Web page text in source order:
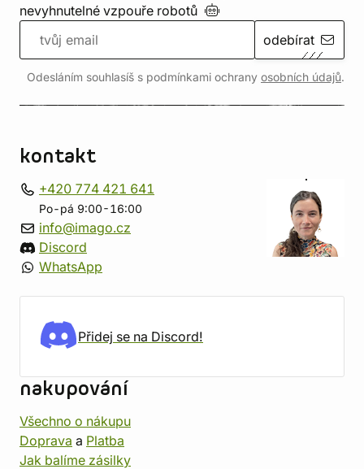
nevyhnutelné vzpouře robotů
odebírat
Odesláním souhlasíš s podmínkami ochrany osobních údajů.
kontakt
+420 774 421 641
Po-pá 9:00-16:00
info@imago.cz
Discord
WhatsApp
Přidej se na Discord!
nakupování
Všechno o nákupu
Doprava a Platba
Jak balíme zásilky